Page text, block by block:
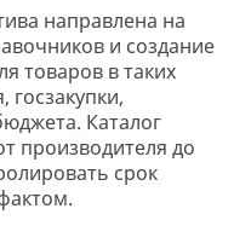
направлена на
и создание
товаров в таких
госзакупки,
Каталог
производителя до
срок